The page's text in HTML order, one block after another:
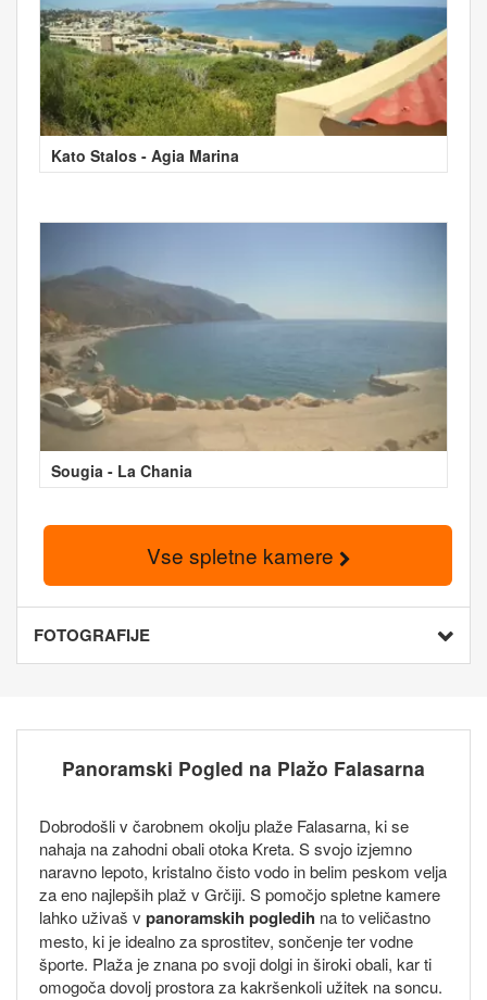
Kato Stalos - Agia Marina
Sougia - La Chania
Vse spletne kamere
FOTOGRAFIJE
Panoramski Pogled na Plažo Falasarna
Dobrodošli v čarobnem okolju plaže Falasarna, ki se
nahaja na zahodni obali otoka Kreta. S svojo izjemno
naravno lepoto, kristalno čisto vodo in belim peskom velja
za eno najlepših plaž v Grčiji. S pomočjo spletne kamere
lahko uživaš v panoramskih pogledih na to veličastno
mesto, ki je idealno za sprostitev, sončenje ter vodne
športe. Plaža je znana po svoji dolgi in široki obali, kar ti
omogoča dovolj prostora za kakršenkoli užitek na soncu.